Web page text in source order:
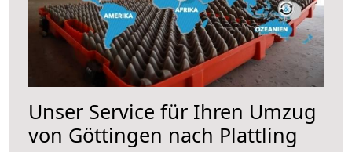
Unser Service für Ihren Umzug
von Göttingen nach Plattling